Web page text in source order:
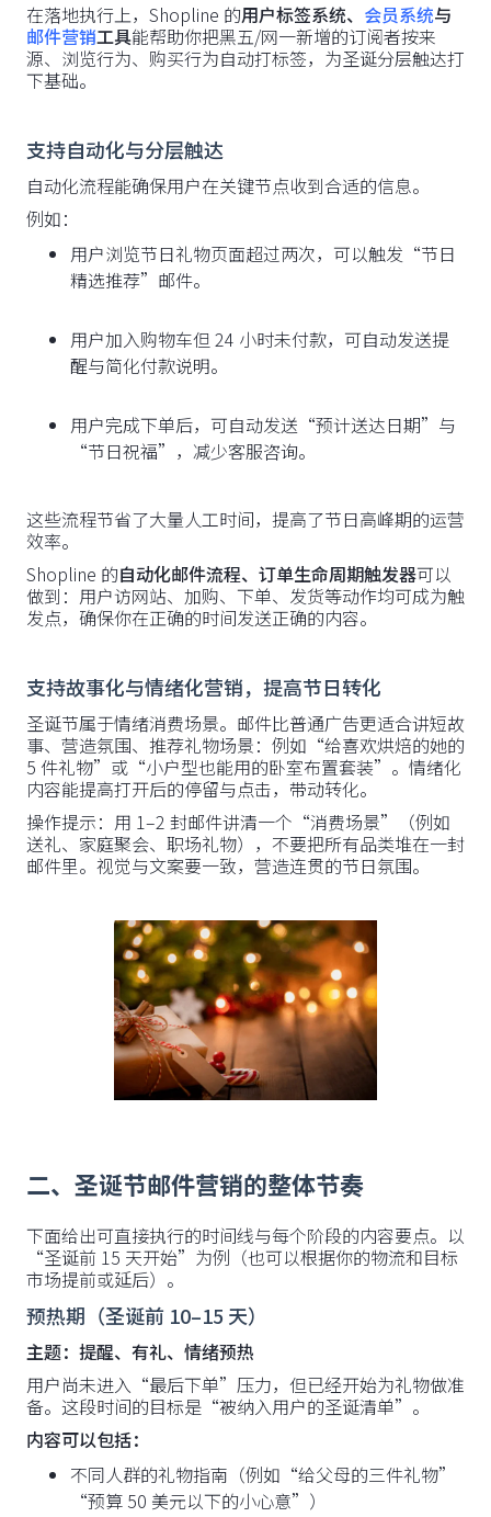
在落地执行上，Shopline 的用户标签系统、 会员系统与
邮件营销工具能帮助你把黑五/网一新增的订阅者按来
源、浏览行为、购买行为自动打标签，为圣诞分层触达打
下基础。
支持自动化与分层触达
自动化流程能确保用户在关键节点收到合适的信息。
例如：
用户浏览节日礼物页面超过两次，可以触发“节日
精选推荐”邮件。
用户加入购物车但 24 小时未付款，可自动发送提
醒与简化付款说明。
用户完成下单后，可自动发送“预计送达日期”与
“节日祝福”，减少客服咨询。
这些流程节省了大量人工时间，提高了节日高峰期的运营
效率。
Shopline 的自动化邮件流程、订单生命周期触发器可以
做到：用户访网站、加购、下单、发货等动作均可成为触
发点，确保你在正确的时间发送正确的内容。
支持故事化与情绪化营销，提高节日转化
圣诞节属于情绪消费场景。邮件比普通广告更适合讲短故
事、营造氛围、推荐礼物场景：例如“给喜欢烘焙的她的
5 件礼物”或“小户型也能用的卧室布置套装”。情绪化
内容能提高打开后的停留与点击，带动转化。
操作提示：用 1–2 封邮件讲清一个“消费场景”（例如
送礼、家庭聚会、职场礼物），不要把所有品类堆在一封
邮件里。视觉与文案要一致，营造连贯的节日氛围。
二、圣诞节邮件营销的整体节奏
下面给出可直接执行的时间线与每个阶段的内容要点。以
“圣诞前 15 天开始”为例（也可以根据你的物流和目标
市场提前或延后）。
预热期（圣诞前 10–15 天）
主题：提醒、有礼、情绪预热
用户尚未进入“最后下单”压力，但已经开始为礼物做准
备。这段时间的目标是“被纳入用户的圣诞清单”。
内容可以包括：
不同人群的礼物指南（例如“给父母的三件礼物”
“预算 50 美元以下的小心意”）